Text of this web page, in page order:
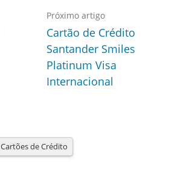
Próximo artigo
Cartão de Crédito
Santander Smiles
Platinum Visa
Internacional
Cartões de Crédito